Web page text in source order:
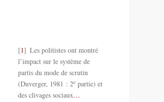
1
Les politistes ont montré
l’impact sur le système de
partis du mode de scrutin
(Duverger, 1981 : 2e partie) et
des clivages sociaux…